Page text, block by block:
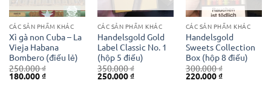
CÁC SẢN PHẨM KHÁC
Xì gà non Cuba – La
Vieja Habana
Bombero (điếu lẻ)
250.000₫
Giá
gốc
180.000₫Giá
CÁC SẢN PHẨM KHÁC
Handelsgold Gold
Label Classic No. 1
(hộp 5 điếu)
350.000₫
Giá
gốc
250.000₫Giá
CÁC SẢN PHẨM KHÁC
Handelsgold
Sweets Collection
Box (hộp 8 điếu)
300.000₫
Giá
gốc
220.000₫Giá